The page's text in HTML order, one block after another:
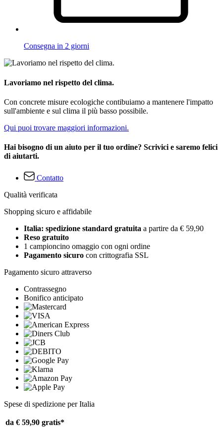
Consegna in 2 giorni
Lavoriamo nel rispetto del clima.
Con concrete misure ecologiche contibuiamo a mantenere l'impatto
sull'ambiente e sul clima il più basso possibile.
Qui puoi trovare maggiori informazioni.
Hai bisogno di un aiuto per il tuo ordine? Scrivici e saremo felici
di aiutarti.
Contatto
Qualità verificata
Shopping sicuro e affidabile
Italia: spedizione standard gratuita a partire da € 59,90
Reso gratuito
1 campioncino omaggio con ogni ordine
Pagamento sicuro con crittografia SSL
Pagamento sicuro attraverso
Contrassegno
Bonifico anticipato
Spese di spedizione per Italia
da € 59,90 gratis*